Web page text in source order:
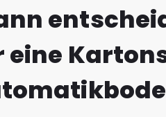
eine